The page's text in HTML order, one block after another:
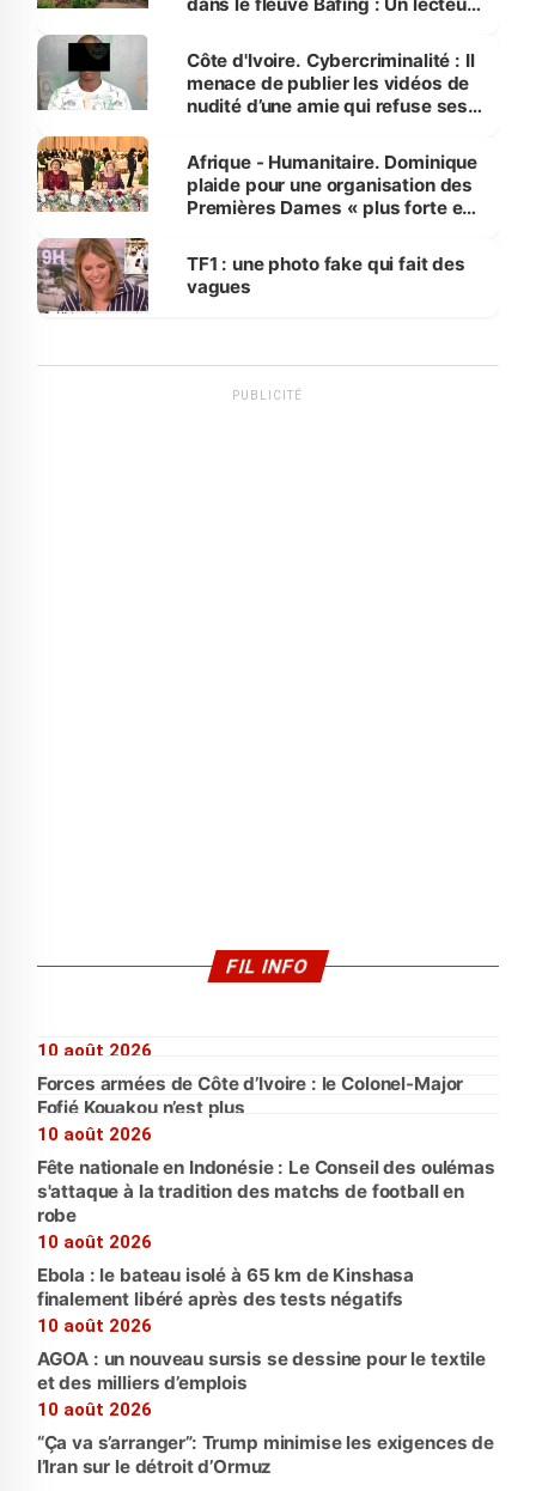
des Transports
Côte d'Ivoire. Cybercriminalité : Il
menace de publier les vidéos de
nudité d’une amie qui refuse ses
Afrique - Humanitaire. Dominique
plaide pour une organisation des
Premières Dames « plus forte et
sur la scène internationale »
TF1 : une photo fake qui fait des
vagues
PUBLICITÉ
FIL INFO
10 août 2026
Forces armées de Côte d’Ivoire : le Colonel-Major
Fofié Kouakou n’est plus
10 août 2026
Fête nationale en Indonésie : Le Conseil des oulémas
s'attaque à la tradition des matchs de football en
robe
10 août 2026
Ebola : le bateau isolé à 65 km de Kinshasa
finalement libéré après des tests négatifs
10 août 2026
AGOA : un nouveau sursis se dessine pour le textile
et des milliers d’emplois
10 août 2026
“Ça va s’arranger”: Trump minimise les exigences de
l’Iran sur le détroit d’Ormuz